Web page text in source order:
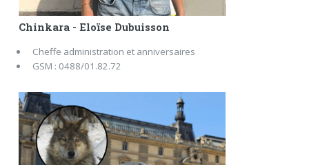
Chinkara - Eloïse Dubuisson
Cheffe administration et anniversaires
GSM : 0488/01.82.72